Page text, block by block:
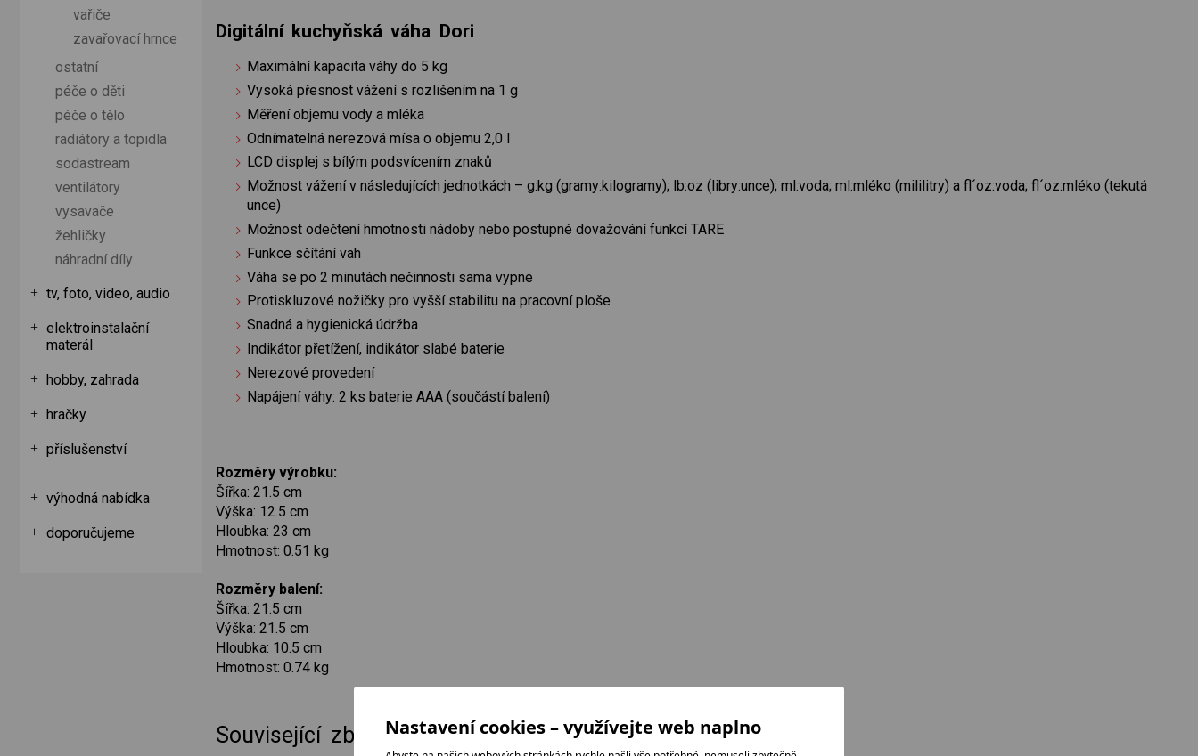
Digitální kuchyňská váha Dori
Maximální kapacita váhy do 5 kg
Vysoká přesnost vážení s rozlišením na 1 g
Měření objemu vody a mléka
Odnímatelná nerezová mísa o objemu 2,0 l
LCD displej s bílým podsvícením znaků
Možnost vážení v následujících jednotkách – g:kg (gramy:kilogramy); lb:oz (libry:unce); ml:voda; ml:mléko (mililitry) a fl´oz:voda; fl´oz:mléko (tekutá
unce)
Možnost odečtení hmotnosti nádoby nebo postupné dovažování funkcí TARE
Funkce sčítání vah
Váha se po 2 minutách nečinnosti sama vypne
Protiskluzové nožičky pro vyšší stabilitu na pracovní ploše
Snadná a hygienická údržba
Indikátor přetížení, indikátor slabé baterie
Nerezové provedení
Napájení váhy: 2 ks baterie AAA (součástí balení)
Rozměry výrobku:
Šířka: 21.5 cm
Výška: 12.5 cm
Hloubka: 23 cm
Hmotnost: 0.51 kg
Rozměry balení:
Šířka: 21.5 cm
Výška: 21.5 cm
Hloubka: 10.5 cm
Hmotnost: 0.74 kg
Související zboží
vařiče
zavařovací hrnce
ostatní
péče o děti
péče o tělo
radiátory a topidla
sodastream
ventilátory
vysavače
žehličky
náhradní díly
tv, foto, video, audio
elektroinstalační
materál
hobby, zahrada
hračky
příslušenství
výhodná nabídka
doporučujeme
Nastavení cookies – využívejte web naplno